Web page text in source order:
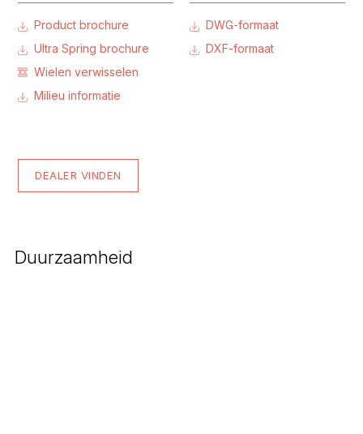
Product brochure
Ultra Spring brochure
Wielen verwisselen
Milieu informatie
DWG-formaat
DXF-formaat
DEALER VINDEN
Duurzaamheid